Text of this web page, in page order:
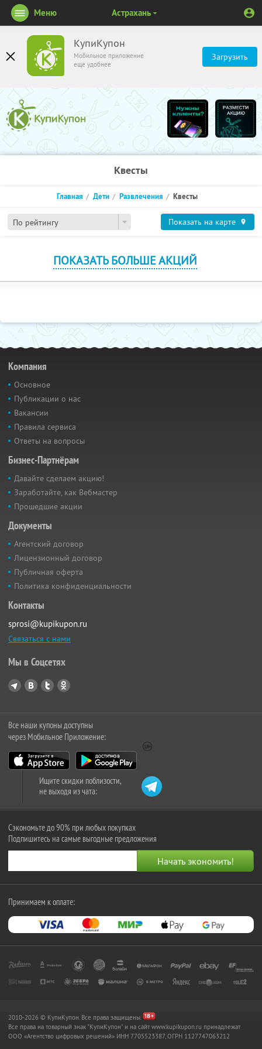
КупиКупон
Мобильное приложение
ещё удобнее
Загрузить
Меню Астрахань
Квесты
По рейтингу
Главная Дети Развлечения Квесты
Показать на карте
ПОКАЗАТЬ БОЛЬШЕ АКЦИЙ
Компания
Основное
Публикации о нас
Вакансии
Правила сервиса
Ответы на вопросы
Бизнес-Партнёрам
Давайте сделаем акцию!
Заработайте, как Вебмастер
Прошедшие акции
Документы
Агентский договор
Лицензионный договор
Публичная оферта
Политика конфиденциальности
Контакты
sprosi@kupikupon.ru
Связаться с нами
Мы в Соцсетях
Все наши купоны доступны
через Мобильное Приложение:
Ищите скидки поблизости,
не выходя из чата:
Сэкономьте до 90% при любых покупках
Подпишитесь на самые выгодные предложения
Принимаем к оплате:
2010-2026 © КупиКупон. Все права защищены.
Все права на товарный знак "КупиКупон" и на сайт www.kupikupon.ru принадлежат
OOO «Агентство цифровых решений» ИНН 7705523387, ОГРН 1127747063212